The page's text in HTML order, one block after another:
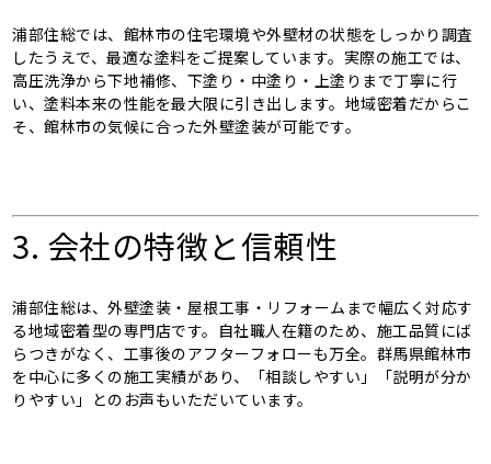
浦部住総では、館林市の住宅環境や外壁材の状態をしっかり調査
したうえで、最適な塗料をご提案しています。実際の施工では、
高圧洗浄から下地補修、下塗り・中塗り・上塗りまで丁寧に行
い、塗料本来の性能を最大限に引き出します。地域密着だからこ
そ、館林市の気候に合った外壁塗装が可能です。
3. 会社の特徴と信頼性
浦部住総は、外壁塗装・屋根工事・リフォームまで幅広く対応す
る地域密着型の専門店です。自社職人在籍のため、施工品質にば
らつきがなく、工事後のアフターフォローも万全。群馬県館林市
を中心に多くの施工実績があり、「相談しやすい」「説明が分か
りやすい」とのお声もいただいています。